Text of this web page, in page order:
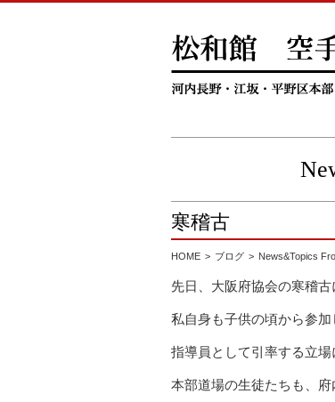
寒稽古
HOME ブログ News&Topics
先日、大阪府協会の寒稽古
私自身も子供の頃から参加
指導員として引率する立
本部道場の生徒たちも、